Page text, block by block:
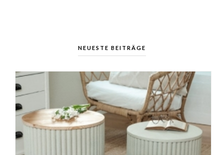
NEUESTE BEITRÄGE